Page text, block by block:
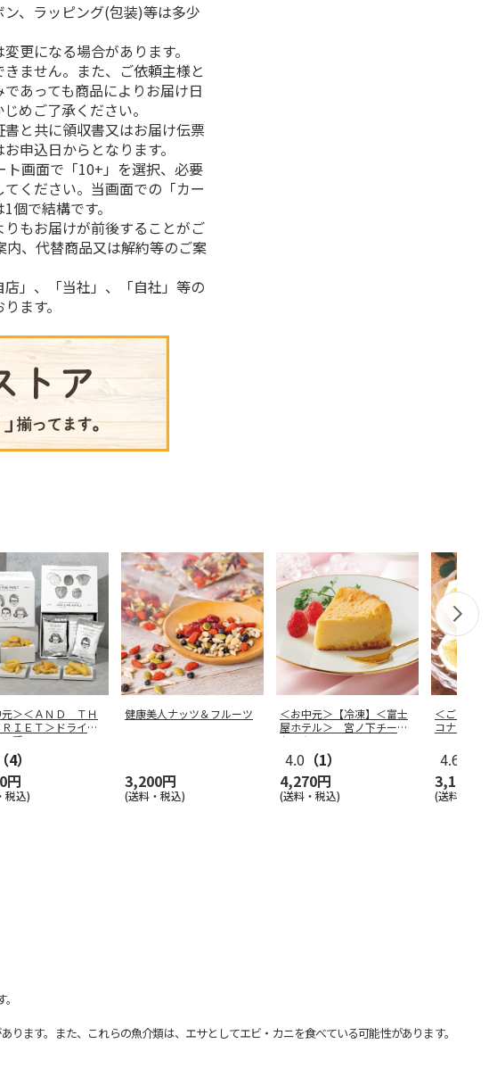
、ラッピング(包装)等は多少
更になる場合があります。
ません。また、ご依頼主様と
あっても商品によりお届け日
めご了承ください。
と共に領収書又はお届け伝票
申込日からとなります。
画面で「10+」を選択、必要
ください。当画面での「カー
個で結構です。
もお届けが前後することがご
内、代替商品又は解約等のご案
」、「当社」、「自社」等の
ます。
元＞＜ＡＮＤ ＴＨ
ＩＥＴ＞ドライフ
５種
（4）
円
税込)
健康美人ナッツ＆フルーツ
3,200円
(送料・税込)
＜お中元＞【冷凍】＜富士
屋ホテル＞ 宮ノ下チーズ
ケーキ
4.0 （1）
4,270円
(送料・税込)
＜ご自宅用
コナツ）家
4.6
3,140円
(送料・税込)
ます。また、これらの魚介類は、エサとしてエビ・カニを食べている可能性があります。